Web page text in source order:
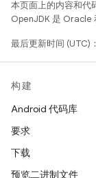
本页面上的内容和代
OpenJDK 是 Oracle
最后更新时间 (UTC)
构建
Android 代码库
要求
下载
预览二进制文件